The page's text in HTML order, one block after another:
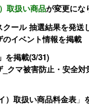
取扱い商品が変更にな
ール 抽選結果を発送
イベント情報を掲載
を掲載(3/31)
_クマ被害防止・安全
）取扱い商品料金表 」